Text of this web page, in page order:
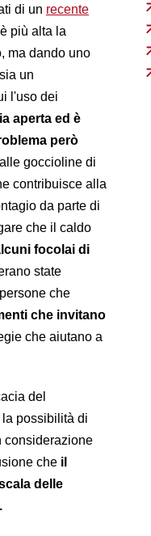
di un recente
più alta la
ma dando uno
un
l'uso dei
aperta ed è
però
goccioline di
contribuisce alla
da parte di
che il caldo
focolai di
state
che
che invitano
che aiutano a
del
possibilità di
considerazione
che il
delle